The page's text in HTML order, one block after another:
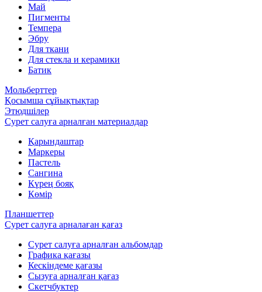
Май
Пигменты
Темпера
Эбру
Для ткани
Для стекла и керамики
Батик
Мольберттер
Қосымша сұйықтықтар
Этюдшілер
Сурет салуға арналған материалдар
Қарындаштар
Маркеры
Пастель
Сангина
Күрең бояқ
Көмір
Планшеттер
Сурет салуға арналаған қағаз
Сурет салуға арналған альбомдар
Графика қағазы
Кескіндеме қағазы
Сызуға арналған қағаз
Скетчбуктер